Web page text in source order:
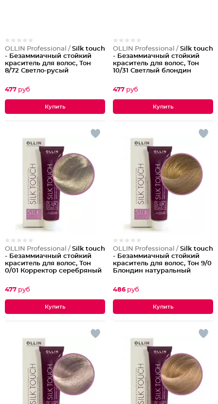
OLLIN Professional / Silk touch
- Безаммиачный стойкий
краситель для волос, Тон
8/72 Светло-русый
477 руб
OLLIN Professional / Silk touch
- Безаммиачный стойкий
краситель для волос, Тон
10/31 Светлый блондин
477 руб
OLLIN Professional / Silk touch
- Безаммиачный стойкий
краситель для волос, Тон
0/01 Корректор серебряный
477 руб
OLLIN Professional / Silk touch
- Безаммиачный стойкий
краситель для волос, Тон 9/0
Блондин натуральный
486 руб